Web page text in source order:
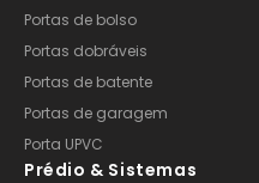
Portas de bolso
Portas dobráveis
Portas de batente
Portas de garagem
Porta UPVC
Prédio & Sistemas